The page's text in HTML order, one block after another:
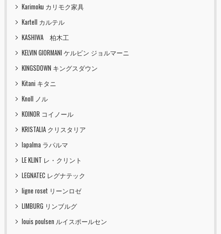
Karimoku カリモク家具
Kartell カルテル
KASHIWA 柏木工
KELVIN GIORMANI ケルビン ジョルマーニ
KINGSDOWN キングスダウン
Kitani キタニ
Knoll ノル
KOINOR コイノール
KRISTALIA クリスタリア
lapalma ラパルマ
LE KLINT レ・クリント
LEGNATEC レグナテック
ligne roset リーンロゼ
LIMBURG リンブルグ
louis poulsen ルイスポールセン